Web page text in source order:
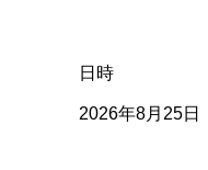
日時
2026年8月25日